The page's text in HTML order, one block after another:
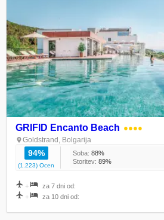
GRIFID Encanto Beach ●●●●
Goldstrand, Bolgarija
94%
(1.223) Ocen
Soba: 88%
Storitev: 89%
+ za 7 dni od:
+ za 10 dni od: